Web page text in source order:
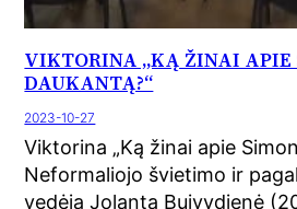
VIKTORINA „KĄ ŽINAI APIE
DAUKANTĄ?“
2023-10-27
Viktorina „Ką žinai apie
Neformaliojo švietimo ir
vedėja Jolanta Buivydienė